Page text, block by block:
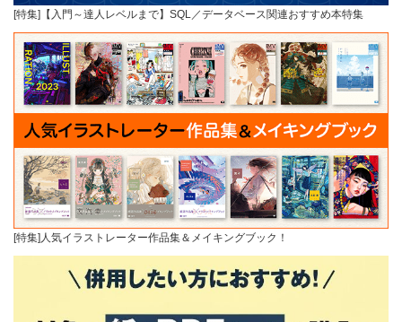
[特集]【入門～達人レベルまで】SQL／データベース関連おすすめ本特集
[特集]人気イラストレーター作品集＆メイキングブック！